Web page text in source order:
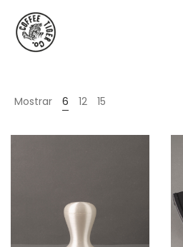
Mostrar 6 12 15